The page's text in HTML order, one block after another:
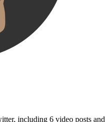
including 6 video posts